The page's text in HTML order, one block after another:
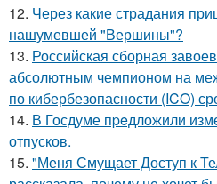
12. Через какие страдания
нашумевшей "Вершины"?
13. Российская сборная
абсолютным чемпионом на
по кибербезопасности (ICO)
14. В Госдуме пpeдложили
отпусков.
15. "Меня Смущает Доступ к